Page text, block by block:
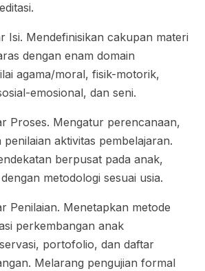
Isi. Mendefinisikan cakupan materi
dengan enam domain
agama/moral, fisik-motorik,
emosional, dan seni.
Proses. Mengatur perencanaan,
penilaian aktivitas pembelajaran.
berpusat pada anak,
metodologi sesuai usia.
Penilaian. Menetapkan metode
perkembangan anak
portofolio, dan daftar
Melarang pengujian formal